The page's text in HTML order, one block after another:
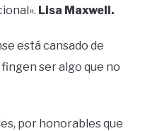
Lisa Maxwell.
está cansado de
ser algo que no
por honorables que